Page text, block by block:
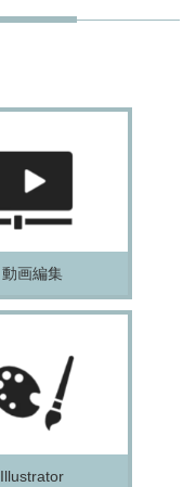
動画編集
Illustrator